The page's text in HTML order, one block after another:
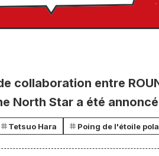
collaboration entre
North Star a été
Tetsuo Hara Poing de l'étoile